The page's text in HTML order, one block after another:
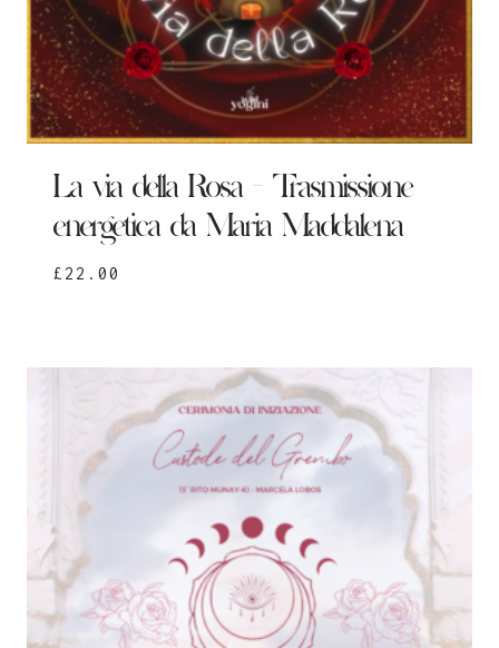
La via della Rosa – Trasmissione
energetica da Maria Maddalena
£ 22.00